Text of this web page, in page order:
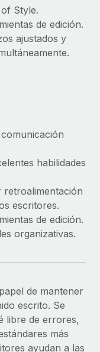
Style.
de edición.
ajustados y
habilidades
escritores.
de edición.
organizativas.
de mantener
escrito. Se
libre de errores,
más
ayudan a las